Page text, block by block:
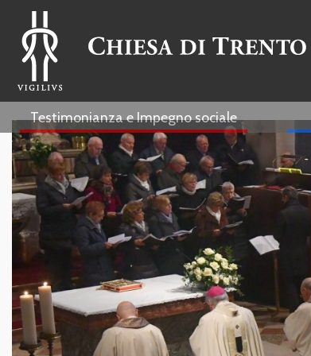
Testimonianza e Impegno sociale